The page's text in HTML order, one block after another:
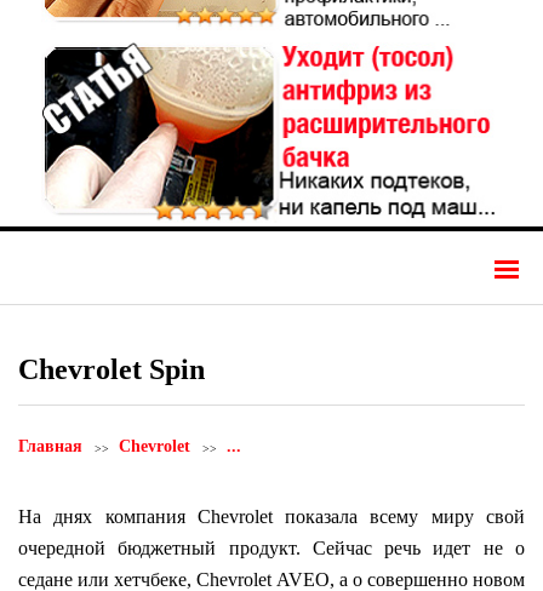
Сhevrolet Spin
Главная Chevrolet ...
На днях компания Chevrolet показала всему миру свой
очередной бюджетный продукт. Сейчас речь идет не о
седане или хетчбеке, Chevrolet AVEO, a о совершенно новом